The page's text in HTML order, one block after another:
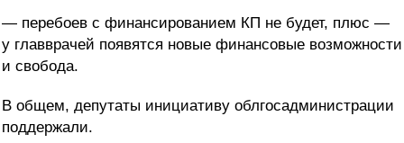
— перебоев с финансированием КП не будет, плюс —
у главврачей появятся новые финансовые возможности
и свобода.
В общем, депутаты инициативу облгосадминистрации
поддержали.